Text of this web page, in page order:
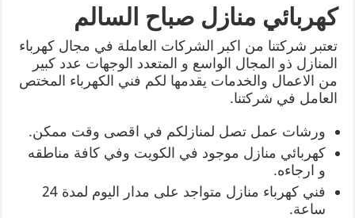
كهربائي منازل صباح السالم
تعتبر شركتنا من اكبر الشركات العاملة في مجال كهرباء
المنازل ذو المجال الواسع و المتعدد الوجهات عدد كبير
من الاعمال والخدمات يقدمها لكم فني الكهرباء المختص
العامل في شركتنا.
ورشات عمل تصل لمنازلكم في اقصى وقت ممكن.
كهربائي منازل موجود في الكويت وفي كافة مناطقه
و ارجاءه.
فني كهرباء منازل متواجد على مدار اليوم لمدة 24
ساعة.